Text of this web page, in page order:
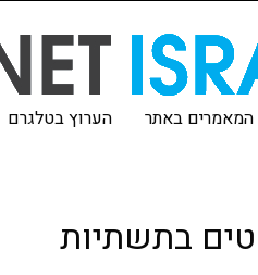
המאמרים באתר הערוץ בטלגרם
בתשתיות